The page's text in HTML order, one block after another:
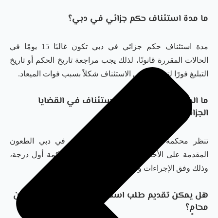
ما مدة استئناف حكم جزائي في دبي؟
مدة استئناف حكم جزائي في دبي تكون غالبًا 15 يومًا في
الحالات المقررة قانونًا، لذلك يجب مراجعة تاريخ الحكم أو تاريخ
التبليغ فورًا لتجنب رفض الاستئناف شكلاً بسبب فوات الميعاد.
ما الجهة المختصة بنظر الاستئناف في القضايا
الجزائية بدبي؟
تنظر محكمة الاستئناف الجزائية المختصة في دبي الطعون
المقدمة على الأحكام الجزائية الصادرة من محكمة أول درجة،
وذلك وفق الإجراءات والمواعيد القانونية المقررة.
هل يمكن تقديم طلب استئناف حكم جزائي دبي دون
محامٍ؟